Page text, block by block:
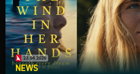
23.04.2026
NEWS